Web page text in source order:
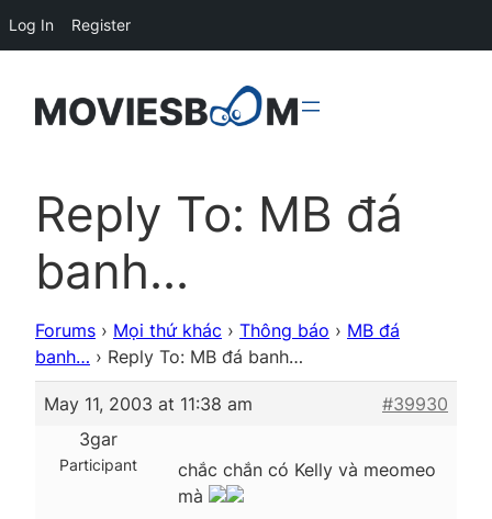
Reply To: MB đá
banh…
Forums › Mọi thứ khác › Thông báo › MB đá
banh… › Reply To: MB đá banh…
May 11, 2003 at 11:38 am
#39930
3gar
Participant
chắc chắn có Kelly và meomeo
mà
Log In Register